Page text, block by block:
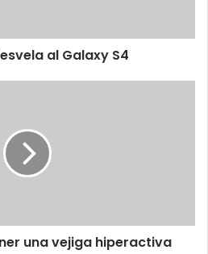
al Galaxy S4
una vejiga hiperactiva